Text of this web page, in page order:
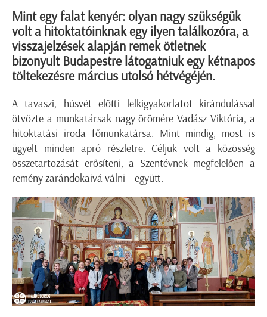
Mint egy falat kenyér: olyan nagy szükségük
volt a hitoktatóinknak egy ilyen találkozóra, a
visszajelzések alapján remek ötletnek
bizonyult Budapestre látogatniuk egy kétnapos
töltekezésre március utolsó hétvégéjén.
A tavaszi, húsvét előtti lelkigyakorlatot kirándulással
ötvözte a munkatársak nagy örömére Vadász Viktória, a
hitoktatási iroda főmunkatársa. Mint mindig, most is
ügyelt minden apró részletre. Céljuk volt a közösség
összetartozását erősíteni, a Szentévnek megfelelően a
remény zarándokaivá válni – együtt.